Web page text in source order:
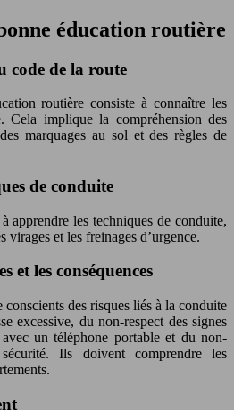
éducation routière
code de la route
routière consiste à connaître les
Cela implique la compréhension des
marquages au sol et des règles de
de conduite
apprendre les techniques de conduite,
et les freinages d’urgence.
et les conséquences
des risques liés à la conduite
excessive, du non-respect des signes
un téléphone portable et du non-
Ils doivent comprendre les